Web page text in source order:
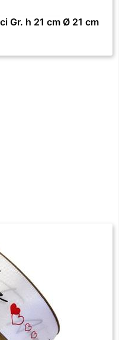
Gr. h 21 cm Ø 21 cm